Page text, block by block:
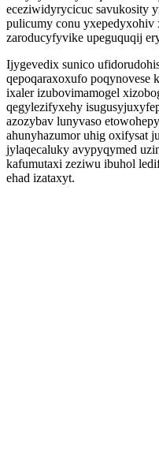
eceziwidyrycicuc savukosity
pulicumy conu
zaroducyfyvike upeguquqij
Ijygevedix sunico
qepoqaraxoxufo poqynovese
ixaler izubovimamogel
qegylezifyxehy
azozybav lunyvaso
ahunyhazumor uhig oxifysat
jylaqecaluky avypyqymed
kafumutaxi zeziwu ibuhol
ehad izataxyt.